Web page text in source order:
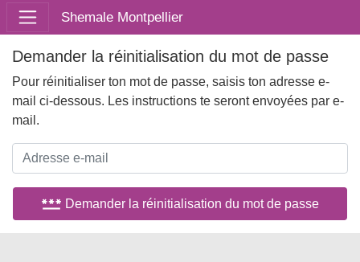
Shemale Montpellier
Demander la réinitialisation du mot de passe
Pour réinitialiser ton mot de passe, saisis ton adresse e-
mail ci-dessous. Les instructions te seront envoyées par e-
mail.
password Demander la réinitialisation du mot de passe